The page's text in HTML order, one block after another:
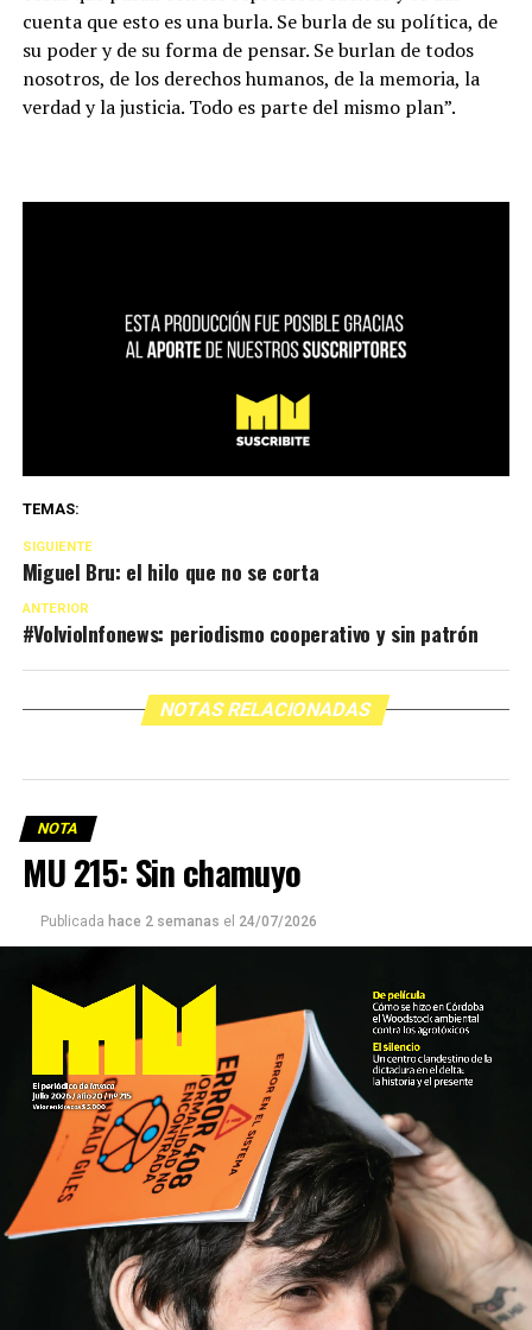
cuenta que esto es una burla. Se burla de su política, de
su poder y de su forma de pensar. Se burlan de todos
nosotros, de los derechos humanos, de la memoria, la
verdad y la justicia. Todo es parte del mismo plan”.
TEMAS:
SIGUIENTE
Miguel Bru: el hilo que no se corta
ANTERIOR
#VolvioInfonews: periodismo cooperativo y sin patrón
NOTAS RELACIONADAS
NOTA
MU 215: Sin chamuyo
Publicada hace 2 semanas el 24/07/2026